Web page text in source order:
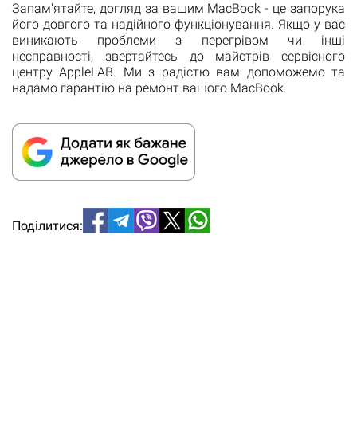
Запам'ятайте, догляд за вашим MacBook - це запорука
його довгого та надійного функціонування. Якщо у вас
виникають проблеми з перегрівом чи інші
несправності, звертайтесь до майстрів сервісного
центру AppleLAB. Ми з радістю вам допоможемо та
надамо гарантію на ремонт вашого MacBook.
Поділитися: